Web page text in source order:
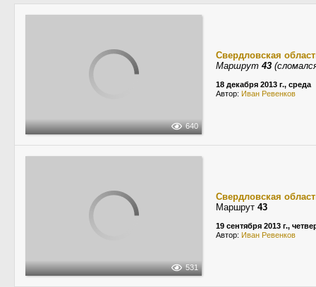
640
Свердловская
Маршрут 43
18 декабря 2013 г., среда
Автор: Иван Ревенков
531
Свердловская
Маршрут 43
19 сентября 2013 г.,
Автор: Иван Ревенков